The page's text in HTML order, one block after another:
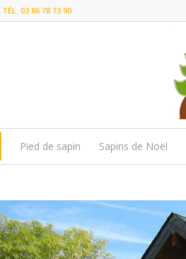
TÉL. 03 86 78 73 90
Pied de sapin Sapins de Noël